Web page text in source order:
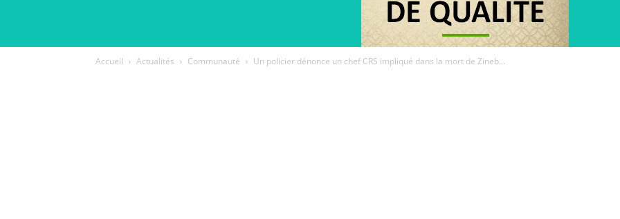
Accueil Actualités Communauté Un policier dénonce un chef CRS impliqué dans la mort de Zineb...